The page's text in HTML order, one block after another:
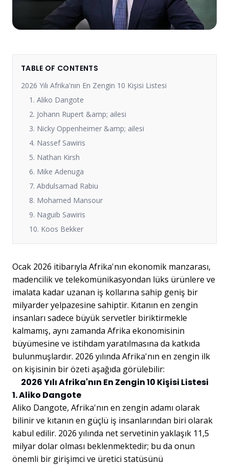
TABLE OF CONTENTS
2026 Yılı Afrika'nın En Zengin 10 Kişisi Listesi
1. Aliko Dangote
2. Johann Rupert &amp; ailesi
3. Nicky Oppenheimer &amp; ailesi
4. Nassef Sawiris
5. Nathan Kirsh
6. Mike Adenuga
7. Abdulsamad Rabiu
8. Mohamed Mansour
9. Naguib Sawiris
10. Koos Bekker
Ocak 2026 itibarıyla Afrika'nın ekonomik manzarası,
madencilik ve telekomünikasyondan lüks ürünlere ve
imalata kadar uzanan iş kollarına sahip geniş bir
milyarder yelpazesine sahiptir. Kıtanın en zengin
insanları sadece büyük servetler biriktirmekle
kalmamış, aynı zamanda Afrika ekonomisinin
büyümesine ve istihdam yaratılmasına da katkıda
bulunmuşlardır. 2026 yılında Afrika'nın en zengin ilk
on kişisinin bir özeti aşağıda görülebilir:
2026 Yılı Afrika'nın En Zengin 10 Kişisi Listesi
1. Aliko Dangote
Aliko Dangote, Afrika'nın en zengin adamı olarak
bilinir ve kıtanın en güçlü iş insanlarından biri olarak
kabul edilir. 2026 yılında net servetinin yaklaşık 11,5
milyar dolar olması beklenmektedir; bu da onun
önemli bir girişimci ve üretici statüsünü